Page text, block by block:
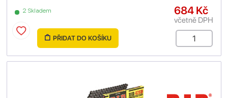
2 Skladem 684 Kč
včetně DPH
PŘIDAT DO KOŠÍKU